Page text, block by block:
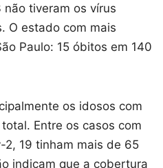
tiveram os vírus
O estado com mais
Paulo: 15 óbitos em 140
os idosos com
Entre os casos com
2, 19 tinham mais de 65
indicam que a cobertura